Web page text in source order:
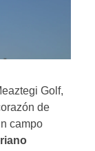
Golf,
de
campo